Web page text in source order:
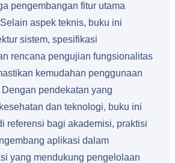
pengembangan fitur utama
aspek teknis, buku ini
sistem, spesifikasi
rencana pengujian fungsionalitas
kemudahan penggunaan
pendekatan yang
dan teknologi, buku ini
referensi bagi akademisi, praktisi
aplikasi dalam
yang mendukung pengelolaan